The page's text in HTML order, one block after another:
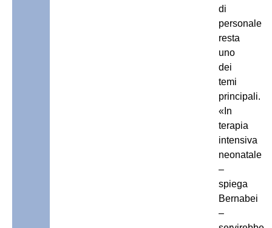
di
personale
resta
uno
dei
temi
principali.
«In
terapia
intensiva
neonatale
–
spiega
Bernabei
–